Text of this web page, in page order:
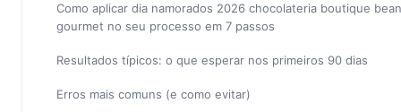
Como aplicar dia namorados 2026 chocolateria boutique
gourmet no seu processo em 7 passos
Resultados típicos: o que esperar nos primeiros 90 dias
Erros mais comuns (e como evitar)